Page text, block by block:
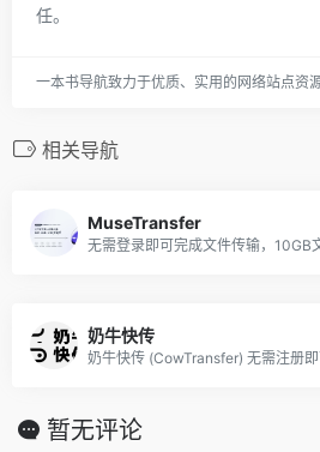
任。
一本书导航致力于优质、实用的网络站点资
相关导航
MuseTransfer
奶牛快传
暂无评论